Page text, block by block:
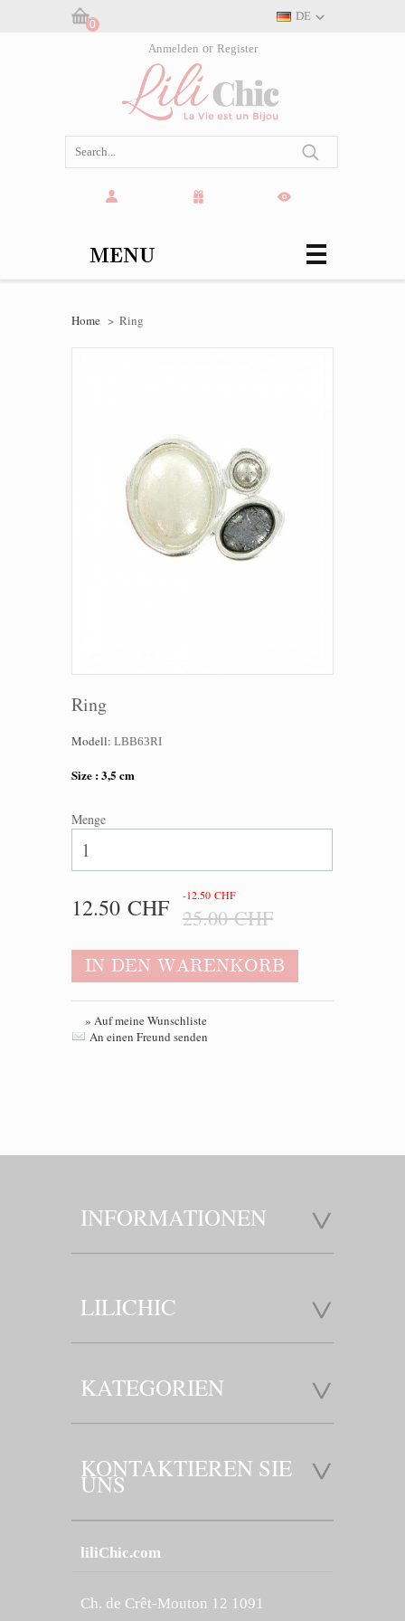
DE
Anmelden or Register
0
MENU
Home > Ring
Ring
Modell: LBB63RI
Size : 3,5 cm
Menge
12.50 CHF -12.50 CHF
25.00 CHF
IN DEN WARENKORB
» Auf meine Wunschliste
An einen Freund senden
INFORMATIONEN
LILICHIC
KATEGORIEN
KONTAKTIEREN SIE
UNS
liliChic.com
Ch. de Crêt-Mouton 12 1091